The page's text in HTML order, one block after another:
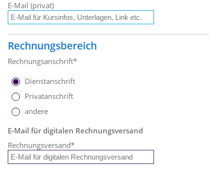
E-Mail (privat)
Rechnungsbereich
Rechnungsanschrift*
Dienstanschrift
Privatanschrift
andere
E-Mail für digitalen Rechnungsversand
Rechnungsversand*